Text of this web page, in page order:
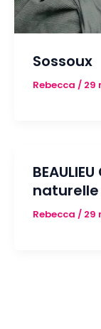
Sossoux
Rebecca / 29
naturelle
Rebecca / 29